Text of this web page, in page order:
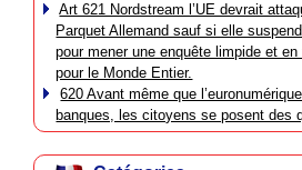
Art 621 Nordstream l’UE devrait
Parquet Allemand sauf si elle
pour mener une enquête limpide et
pour le Monde Entier.
620 Avant même que
banques, les citoyens se posent des